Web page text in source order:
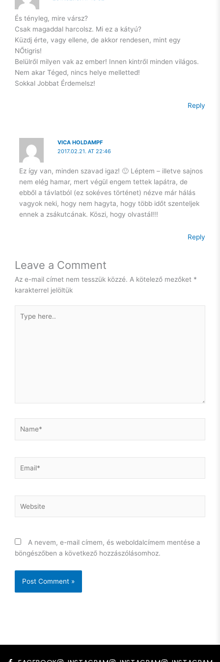
Hosszú út előtt állok még önismereti utat tekintve, de az
önmagamba vetett hit az alapja kell, hogy legyen egy
egészséges mentális működésnek. Szóval, legyen.
És, hogy milyen lepke lesz a hernyóból? Majd meglátjuk.
Még én sem tudom.
Csak azt, hogy idén nem a B oldal kezdődik. Magam is meg
És tényleg, mire vársz?
Csak magaddal harcolsz. Mi ez a kátyú?
Küzdj érte, vagy ellene, de akkor rendesen, mint egy
NŐtigris!
Belülről milyen vak az ember! Innen kintről minden világos.
Nem akar Téged, nincs helye melletted!
Sokkal Jobbat Érdemelsz!
Reply
VICA HOLDAMPF
2017.02.21. AT 22:46
Ez így van, minden szavad igaz! 🙂 Léptem – illetve sajnos
nem elég hamar, mert végül engem tettek lapátra, de
ebből a távlatból (ez sokéves történet) nézve már hálás
vagyok neki, hogy nem hagyta, hogy több időt szenteljek
ennek a zsákutcának. Köszi, hogy olvastál!!!
Reply
Leave a Comment
Az e-mail címet nem tesszük közzé. A kötelező mezőket *
karakterrel jelöltük
here..
A nevem, e-mail címem, és weboldalcímem mentése a
böngészőben a következő hozzászólásomhoz.